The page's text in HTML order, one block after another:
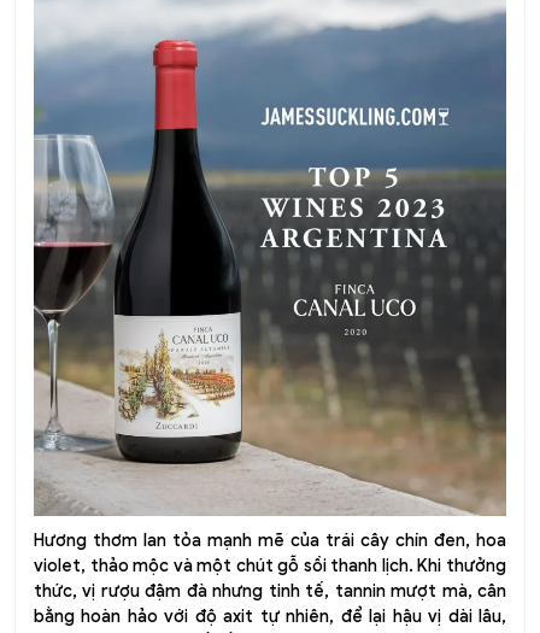
Hương thơm lan tỏa mạnh mẽ của trái cây chín đen, hoa
violet, thảo mộc và một chút gỗ sồi thanh lịch. Khi thưởng
thức, vị rượu đậm đà nhưng tinh tế, tannin mượt mà, cân
bằng hoàn hảo với độ axit tự nhiên, để lại hậu vị dài lâu,